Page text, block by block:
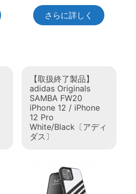
さらに詳しく
【取扱終了製品】
adidas Originals
SAMBA FW20
iPhone 12 / iPhone
12 Pro
White/Black〔アディ
ダス〕